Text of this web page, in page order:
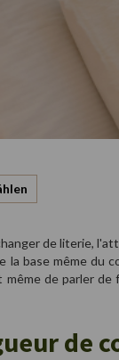
de literie,
la base même du
même de parler
de